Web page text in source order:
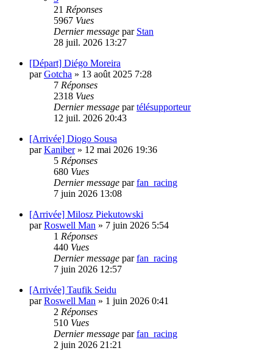
21 Réponses
5967 Vues
Dernier message par Stan
28 juil. 2026 13:27
[Départ] Diégo Moreira
parGotcha » 13 août 2025 7:28
7 Réponses
2318 Vues
Dernier message partélésupporteur
12 juil. 2026 20:43
[Arrivée] Diogo Sousa
parKaniber» 12 mai 2026 19:36
5 Réponses
680 Vues
Dernier message parfan_racing
7 juin 2026 13:08
[Arrivée] Milosz Piekutowski
parRoswell Man » 7 juin 2026 5:54
1 Réponses
440 Vues
Dernier message parfan_racing
7 juin 2026 12:57
[Arrivée] Taufik Seidu
parRoswell Man » 1 juin 2026 0:41
2 Réponses
510 Vues
Dernier message parfan_racing
2 juin 2026 21:21